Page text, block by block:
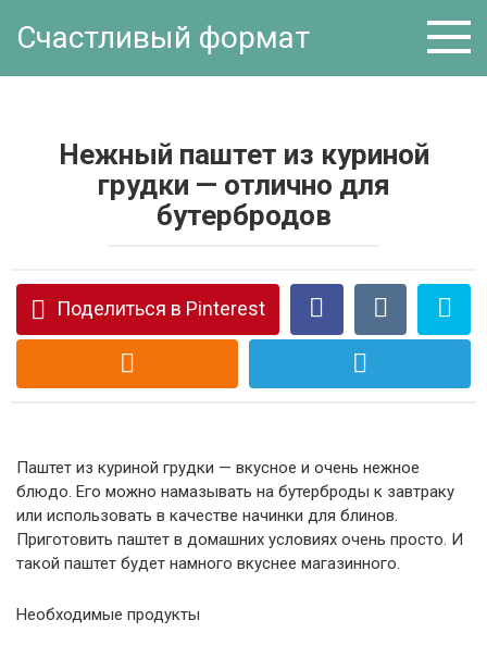
Счастливый формат
Нежный паштет из куриной
грудки — отлично для
бутербродов
Поделиться в Pinterest
Паштет из куриной грудки — вкусное и очень нежное
блюдо. Его можно намазывать на бутерброды к завтраку
или использовать в качестве начинки для блинов.
Приготовить паштет в домашних условиях очень просто. И
такой паштет будет намного вкуснее магазинного.
Необходимые продукты